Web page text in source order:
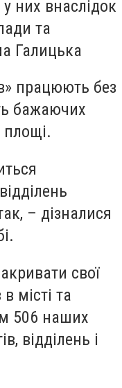
них внаслідок
та
Галицька
працюють без
бажаючих
площі.
– дізналися
свої
місті та
506 наших
відділень і